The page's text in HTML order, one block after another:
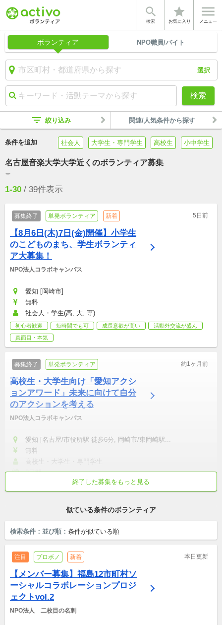

検索
star
お気に入り

メニュー
ボランティア NPO職員/バイト
選択
検索
filter_list 絞り込み 関連/人気条件から探す
条件を追加 社会人 大学生・専門学生 高校生 小中学生
名古屋音楽大学大学近くのボランティア募集
filter_list
1-30 / 39件表示
募集終了 単発ボランティア 新着 5日前
【8月6日(木)7日(金)開催】小学生
のこどものまち、学生ボランティ
ア大募集！
NPO法人コラボキャンパス
愛知 [岡崎市]
無料
社会人・学生(高, 大, 専)
初心者歓迎 短時間でも可 成長意欲が高い
活動外交流が盛ん
真面目・本気
募集終了 単発ボランティア 約1ヶ月前
高校生・大学生向け「愛知アクシ
ョンアワード」未来に向けて自分
のアクションを考える
NPO法人コラボキャンパス
愛知 [名古屋/市役所駅 徒歩6分, 岡崎市/東岡崎駅...
無料
高校生・大学生・専門学生
2日間
学校/仕事終わりから参加
土日中心
終了した募集をもっと見る
似ている条件のボランティア
検索条件： 並び順： 条件が似ている順
注目 プロボノ 新着 本日更新
【メンバー募集】福島12市町村ソ
ーシャルコラボレーションプロジ
ェクトvol.2
NPO法人　二枚目の名刺